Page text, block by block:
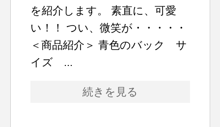
を紹介します。 素直に、可愛
い！！ つい、微笑が・・・・・
＜商品紹介＞ 青色のバック サ
イズ ...
続きを見る